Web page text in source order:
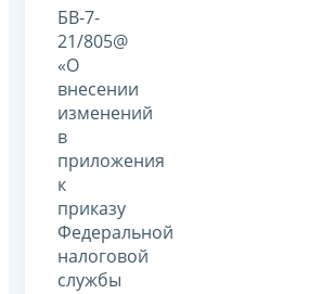
БВ-7-
21/805@
«О
внесении
изменений
в
приложения
к
приказу
Федеральной
налоговой
службы